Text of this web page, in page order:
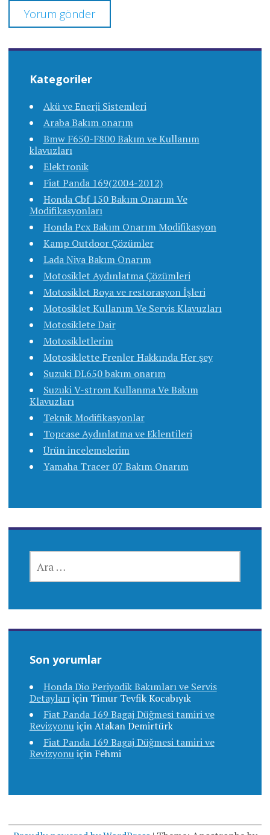
Kategoriler
Akü ve Enerji Sistemleri
Araba Bakım onarım
Bmw F650-F800 Bakım ve Kullanım
klavuzları
Elektronik
Fiat Panda 169(2004-2012)
Honda Cbf 150 Bakım Onarım Ve
Modifikasyonları
Honda Pcx Bakım Onarım Modifikasyon
Kamp Outdoor Çözümler
Lada Niva Bakım Onarım
Motosiklet Aydınlatma Çözümleri
Motosiklet Boya ve restorasyon İşleri
Motosiklet Kullanım Ve Servis Klavuzları
Motosiklete Dair
Motosikletlerim
Motosiklette Frenler Hakkında Her şey
Suzuki DL650 bakım onarım
Suzuki V-strom Kullanma Ve Bakım
Klavuzları
Teknik Modifikasyonlar
Topcase Aydınlatma ve Eklentileri
Ürün incelemelerim
Yamaha Tracer 07 Bakım Onarım
Son yorumlar
Honda Dio Periyodik Bakımları ve Servis
Detaylarıiçin Timur Tevfik Kocabıyık
Fiat Panda 169 Bagaj Düğmesi tamiri ve
RevizyonuiçinAtakan Demirtürk
Fiat Panda 169 Bagaj Düğmesi tamiri ve
Revizyonuiçin Fehmi